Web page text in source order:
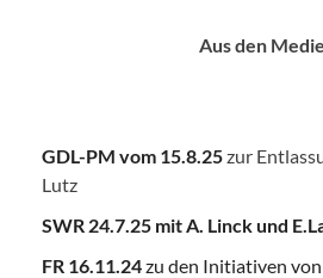
Aus den
GDL-PM vom 15.8.25zur
Lutz
SWR 24.7.25 mit A. Linck und
FR 16.11.24zu den Initiativen